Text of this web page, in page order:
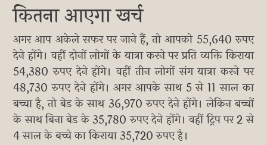
कितना आएगा खर्च
अगर आप अकेले सफर पर जाने हैं, तो आपको 55,640 रुपए
देने होंगे। वहीं दोनों लोगों के यात्रा करने पर प्रति व्यक्ति किराया
54,380 रुपए देने होंगे। वहीं तीन लोगों संग यात्रा करने पर
48,730 रुपए देने होंगे। अगर आपके साथ 5 से 11 साल का
बच्चा है, तो बेड के साथ 36,970 रुपए देने होंगे। लेकिन बच्चों
के साथ बिना बेड के 35,780 रुपए देने होंगे। वहीं ट्रिप पर 2 से
4 साल के बच्चे का किराया 35,720 रुपए है।